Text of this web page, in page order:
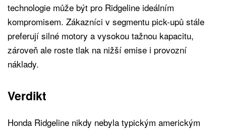
technologie může být pro Ridgeline ideálním
kompromisem. Zákazníci v segmentu pick-upů stále
preferují silné motory a vysokou tažnou kapacitu,
zároveň ale roste tlak na nižší emise i provozní
náklady.
Verdikt
Honda Ridgeline nikdy nebyla typickým americkým